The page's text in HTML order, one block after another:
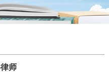
师